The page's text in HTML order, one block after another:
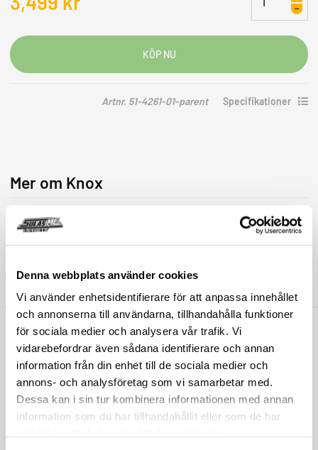
Denna webbplats använder cookies
Vi använder enhetsidentifierare för att anpassa innehållet
och annonserna till användarna, tillhandahålla funktioner
för sociala medier och analysera vår trafik. Vi
vidarebefordrar även sådana identifierare och annan
information från din enhet till de sociala medier och
annons- och analysföretag som vi samarbetar med.
Dessa kan i sin tur kombinera informationen med annan
information som du har tillhandahållit eller som de har
Action
Pro
MK2
Artnr. 51-4261-01-parent
Specifikationer
Mer om Knox
Företaget Planet Knox ligger i Storbritannien och har mer än 30 års
erfarenhet inom design och tillverkning av skyddsutrustning. De har
en egen utveckling- och testanläggning och de va först i värden med
Mer information
MC-kläder & skydd
MC-delar
Fordonstillbehör
Streetwear & presenter
Butik & verkstad